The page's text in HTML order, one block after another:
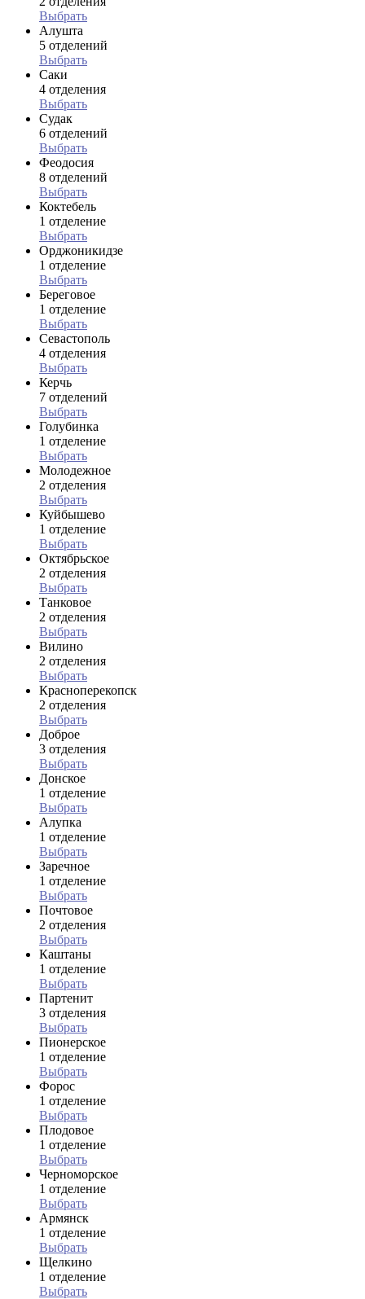
Выбрать
Алушта
5 отделений
Выбрать
Саки
4 отделения
Выбрать
Судак
6 отделений
Выбрать
Феодосия
8 отделений
Выбрать
Коктебель
1 отделение
Выбрать
Орджоникидзе
1 отделение
Выбрать
Береговое
1 отделение
Выбрать
Севастополь
4 отделения
Выбрать
Керчь
7 отделений
Выбрать
Голубинка
1 отделение
Выбрать
Молодежное
2 отделения
Выбрать
Куйбышево
1 отделение
Выбрать
Октябрьское
2 отделения
Выбрать
Танковое
2 отделения
Выбрать
Вилино
2 отделения
Выбрать
Красноперекопск
2 отделения
Выбрать
Доброе
3 отделения
Выбрать
Донское
1 отделение
Выбрать
Алупка
1 отделение
Выбрать
Заречное
1 отделение
Выбрать
Почтовое
2 отделения
Выбрать
Каштаны
1 отделение
Выбрать
Партенит
3 отделения
Выбрать
Пионерское
1 отделение
Выбрать
Форос
1 отделение
Выбрать
Плодовое
1 отделение
Выбрать
Черноморское
1 отделение
Выбрать
Армянск
1 отделение
Выбрать
Щелкино
1 отделение
Выбрать